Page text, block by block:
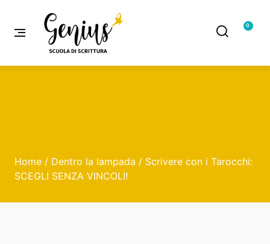
0
Home / Dentro la lampada / Scrivere con i Tarocchi:
SCEGLI SENZA VINCOLI!